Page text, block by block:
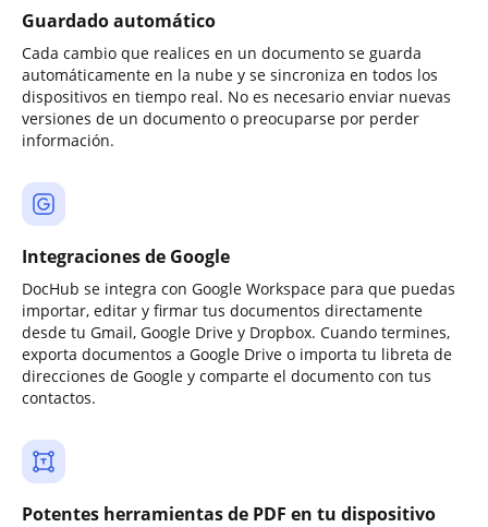
Guardado automático
Cada cambio que realices en un documento se guarda
automáticamente en la nube y se sincroniza en todos los
dispositivos en tiempo real. No es necesario enviar nuevas
versiones de un documento o preocuparse por perder
información.
Integraciones de Google
DocHub se integra con Google Workspace para que puedas
importar, editar y firmar tus documentos directamente
desde tu Gmail, Google Drive y Dropbox. Cuando termines,
exporta documentos a Google Drive o importa tu libreta de
direcciones de Google y comparte el documento con tus
contactos.
Potentes herramientas de PDF en tu dispositivo